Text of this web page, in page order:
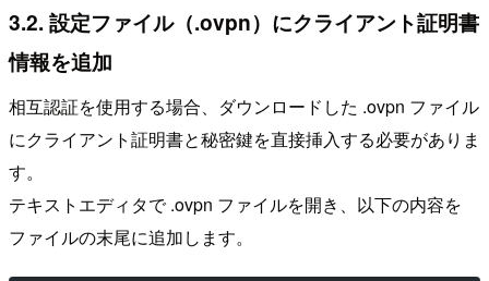
3.2. 設定ファイル（.ovpn）にクライアント証明書
情報を追加
相互認証を使用する場合、ダウンロードした .ovpn ファイル
にクライアント証明書と秘密鍵を直接挿入する必要がありま
す。
テキストエディタで .ovpn ファイルを開き、以下の内容を
ファイルの末尾に追加します。